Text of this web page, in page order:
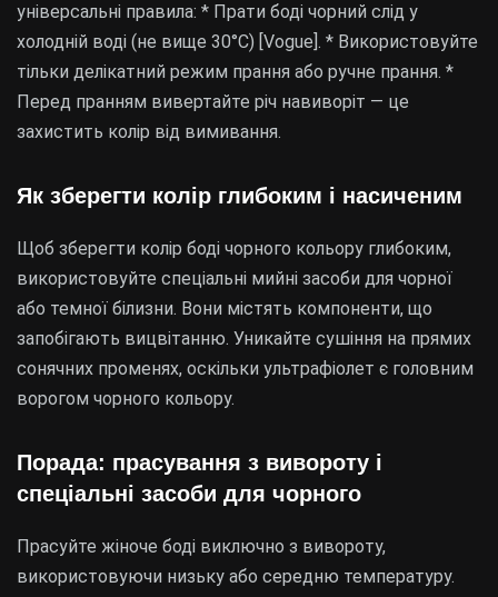
універсальні правила: * Прати боді чорний слід у
холодній воді (не вище 30°C) [Vogue]. * Використовуйте
тільки делікатний режим прання або ручне прання. *
Перед пранням вивертайте річ навиворіт — це
захистить колір від вимивання.
Як зберегти колір глибоким і насиченим
Щоб зберегти колір боді чорного кольору глибоким,
використовуйте спеціальні мийні засоби для чорної
або темної білизни. Вони містять компоненти, що
запобігають вицвітанню. Уникайте сушіння на прямих
сонячних променях, оскільки ультрафіолет є головним
ворогом чорного кольору.
Порада: прасування з вивороту і
спеціальні засоби для чорного
Прасуйте жіноче боді виключно з вивороту,
використовуючи низьку або середню температуру.